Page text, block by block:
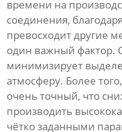
времени на
соединения,
превосходит другие
один важный фактор.
минимизирует
атмосферу. Более
очень точный, что
производить
чётко заданными